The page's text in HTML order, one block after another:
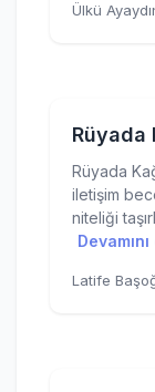
Ülkü
Rüyada
Rüyada
iletişim
niteliği
Latife